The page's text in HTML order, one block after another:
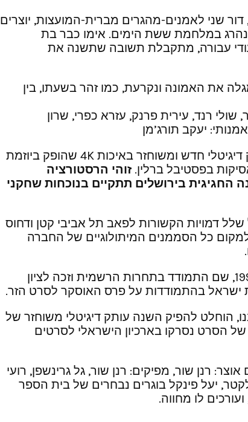
שני לאמנים-מהגרים מברית-המועצות, יוצרים
נהרג במלחמת ששת הימים. אימו כבר בת
עבורה, מתקבלת תשובה שתשנה את
את האמונה ונקרעת, כמו זהר בשעתו, בין
שולי רנד, עירית פרנק, עזרא כפרי, שרון
יעקב תורג’מן
במסגרת הפסטיבל תתקיים הקרנת הבכורה הישראלית של “החיים על פי אגפא”, סרטו של אסי דיין מ-1992, בעותק דיגיטלי חדש ומשוחזר באיכות 4K שהופק ביוזמת
בפסטיבל ברלין. זוהי הרסטורציה
החגיגית בירושלים תתקיים בנוכחות שחקני
עירית פרנק, אביטל דיקר ורבים אחרים, עוקב אחר 12 שעות בחייהן של שלל דמויות הקשורות לפאב תל אביבי קטן ודחוס
בראשית שנות ה-90. לאורך לילה אחד מתנקזים למקום כל הסממנים המיתולוגיים של החברה
הסרט, הפקה של יורם כסלו, רפי בוקאי ואסף אמיר, הוצג בבכורה בינלאומית בפסטיבל הקולנוע של ברלין בשנת 1993, שם התמודד בתחרות הרשמית וזכה לציון
ישראל בהתמודדות על פרס האוסקר לסרט הזר.
הוחלט להפיק השנה עותק דיגיטלי משוחזר של
של הסרט נסרקו בארכיון הישראלי לסרטים
רנן שור, מפיקים: רנן שור, גל גרינשפן, רועי
יעל פינקל בוגרים נבחרים של בית הספר